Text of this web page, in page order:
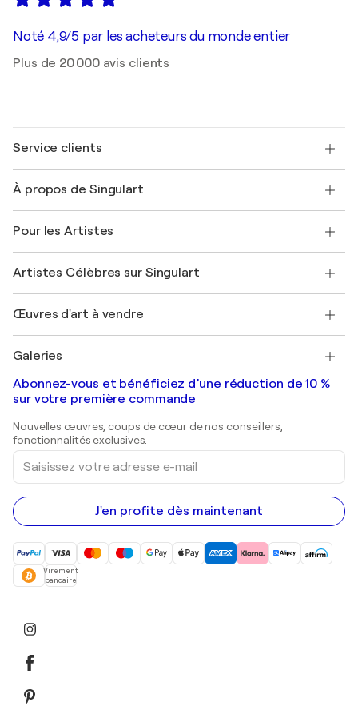
Noté 4,9/5 par les acheteurs du monde entier
Plus de 20 000 avis clients
Service clients
Expédition
Offrir une carte cadeau
Rejoignez notre programme commercial
Mon compte
+33 1 76 44 06 42
À propos de Singulart
FAQ
Magazine Singulart
Emplois
Découvrez une sélection d'art original
Pour les Artistes
Se connecter en tant qu'Artiste
Artistes Célèbres sur Singulart
Marc Chagall
Banksy
Mr. Brainwash
Shepard Fairey
Œuvres d'art à vendre
Tableaux abstraits à vendre
Peintures de paysage
Estampes
Peintures acryliques
Galeries
Galeries d'art en France
Galeries d'art en Belgique
Abonnez-vous et bénéficiez d’une réduction de 10 %
sur votre première commande
Nouvelles œuvres, coups de cœur de nos conseillers,
fonctionnalités exclusives.
Saisissez
votre
adresse
e-
mail
J'en profite dès maintenant
Virement
bancaire